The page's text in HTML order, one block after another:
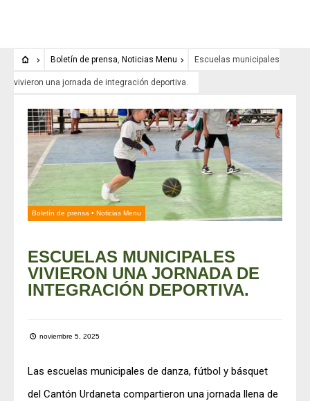
Boletín de prensa, Noticias Menu Escuelas municipales
vivieron una jornada de integración deportiva.
Boletín de prensa • Noticias Menu
ESCUELAS MUNICIPALES
VIVIERON UNA JORNADA DE
INTEGRACIÓN DEPORTIVA.
noviembre 5, 2025
Las escuelas municipales de danza, fútbol y básquet
del Cantón Urdaneta compartieron una jornada llena de